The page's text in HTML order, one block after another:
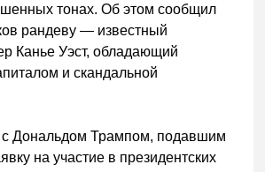
тонах. Об этом сообщил
рандеву — известный
Канье Уэст, обладающий
и скандальной
с Дональдом Трампом, подавшим
на участие в президентских